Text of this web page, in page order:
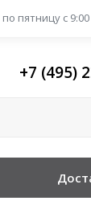
по пятницу с
+7 (495)